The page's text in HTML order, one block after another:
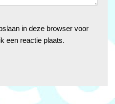
in deze browser voor
een reactie plaats.